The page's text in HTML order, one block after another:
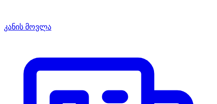
კანის მოვლა